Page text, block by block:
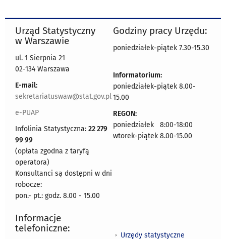
Urząd Statystyczny
w Warszawie
ul. 1 Sierpnia 21
02-134 Warszawa
E-mail:
sekretariatuswaw@stat.gov.pl
e-PUAP
Infolinia Statystyczna: 22 279
99 99
(opłata zgodna z taryfą
operatora)
Konsultanci są dostępni w dni
robocze:
pon.- pt.: godz. 8.00 - 15.00
Godziny pracy Urzędu:
poniedziałek-piątek 7.30-15.30
Informatorium:
poniedziałek-piątek 8.00-
15.00
REGON:
poniedziałek 8:00-18:00
wtorek-piątek 8.00-15.00
Informacje
telefoniczne:
Urzędy statystyczne